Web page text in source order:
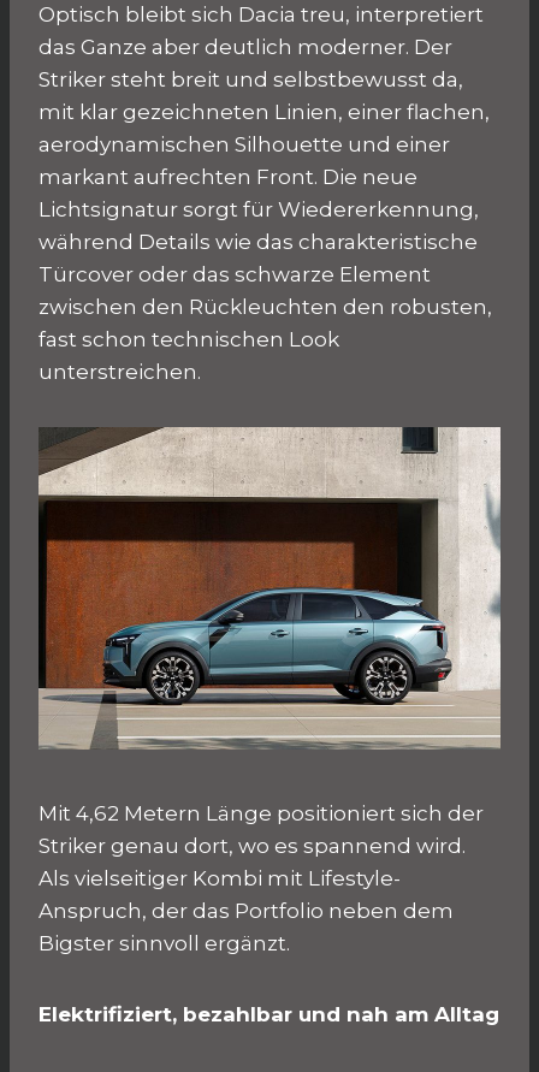
Optisch bleibt sich Dacia treu, interpretiert
das Ganze aber deutlich moderner. Der
Striker steht breit und selbstbewusst da,
mit klar gezeichneten Linien, einer flachen,
aerodynamischen Silhouette und einer
markant aufrechten Front. Die neue
Lichtsignatur sorgt für Wiedererkennung,
während Details wie das charakteristische
Türcover oder das schwarze Element
zwischen den Rückleuchten den robusten,
fast schon technischen Look
unterstreichen.
Mit 4,62 Metern Länge positioniert sich der
Striker genau dort, wo es spannend wird.
Als vielseitiger Kombi mit Lifestyle-
Anspruch, der das Portfolio neben dem
Bigster sinnvoll ergänzt.
Elektrifiziert, bezahlbar und nah am Alltag